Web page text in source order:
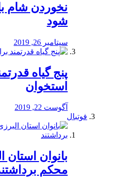
نخوردن شام
‌شود
سپتامبر 26, 2019
پنج گیاه
استخوان
آگوست 22, 2019
فوتبال
بانوان استان
محكم